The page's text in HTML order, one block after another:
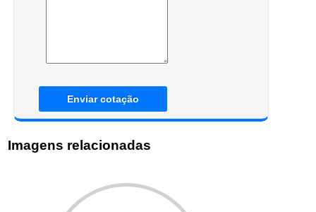
Enviar cotação
Imagens relacionadas